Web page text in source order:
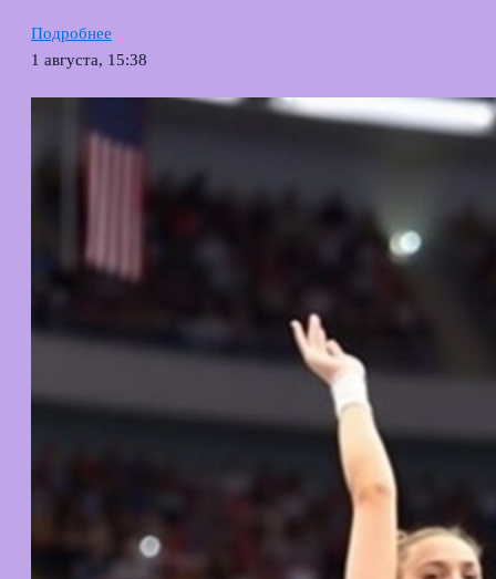
Подробнее
1 августа, 15:38